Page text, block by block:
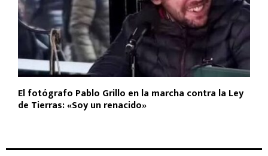
El fotógrafo Pablo Grillo en la marcha contra la Ley
de Tierras: «Soy un renacido»